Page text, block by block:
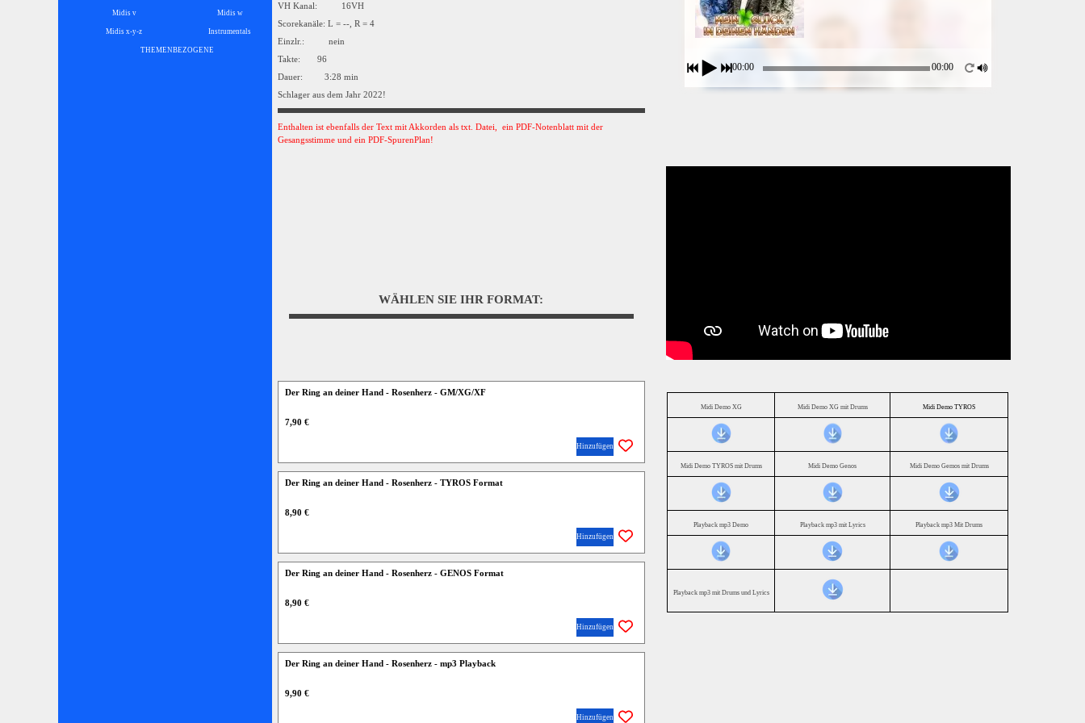
Midis v Midis w
Midis x-y-z Instrumentals
THEMENBEZOGENE
VH Kanal: 16VH
Scorekanäle: L = --, R = 4
Einzlr.: nein
Takte: 96
Dauer: 3:28 min
Schlager aus dem Jahr 2022!
Enthalten ist ebenfalls der Text mit Akkorden als txt. Datei, ein PDF-Notenblatt mit der
Gesangsstimme und ein PDF-SpurenPlan!
00:00 00:00
WÄHLEN SIE IHR FORMAT:
Der Ring an deiner Hand - Rosenherz - GM/XG/XF
7,90 €
Hinzufügen
Der Ring an deiner Hand - Rosenherz - TYROS Format
8,90 €
Hinzufügen
Der Ring an deiner Hand - Rosenherz - GENOS Format
8,90 €
Hinzufügen
Der Ring an deiner Hand - Rosenherz - mp3 Playback
9,90 €
Hinzufügen
Midi Demo XG Midi Demo XG mit Drums Midi Demo TYROS
Midi Demo TYROS mit Drums Midi Demo Genos Midi Demo Gemos mit Drums
Playback mp3 Demo Playback mp3 mit Lyrics Playback mp3 Mit Drums
Playback mp3 mit Drums und Lyrics